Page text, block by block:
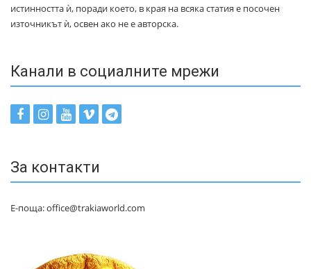
истинността ѝ, поради което, в края на всяка статия е посочен
източникът ѝ, освен ако не е авторска.
Канали в социалните мрежи
За контакти
Е-поща: office@trakiaworld.com